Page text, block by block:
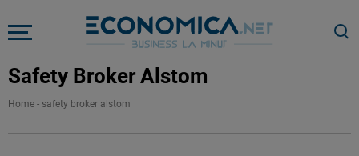
Safety Broker Alstom
Home - safety broker alstom